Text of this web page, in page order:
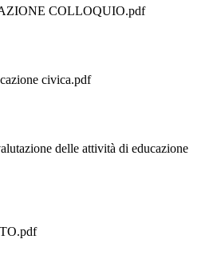
COLLOQUIO.pdf
civica.pdf
delle attività di educazione